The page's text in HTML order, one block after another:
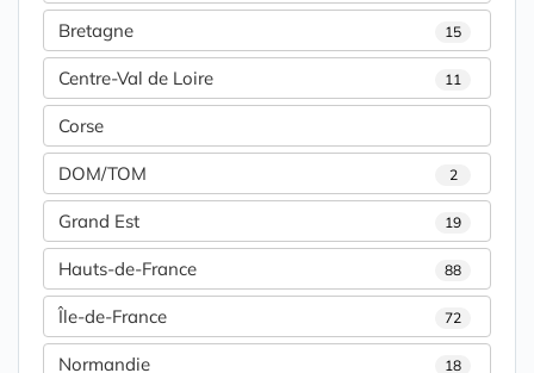
Bretagne 15
Centre-Val de Loire 11
Corse
DOM/TOM 2
Grand Est 19
Hauts-de-France 88
Île-de-France 72
Normandie 18